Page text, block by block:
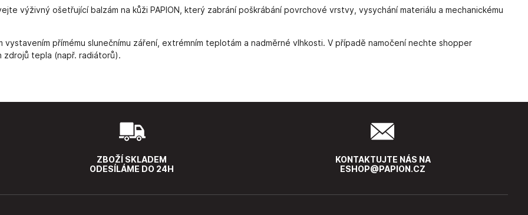
výživný ošetřující balzám na kůži PAPION, který zabrání poškrábání povrchové vrstvy, vysychání materiálu a mechanickému
přímému slunečnímu záření, extrémním teplotám a nadměrné vlhkosti. V případě namočení nechte shopper
tepla (např. radiátorů).
ZBOŽÍ SKLADEM
ODESÍLÁME DO 24H
KONTAKTUJTE NÁS NA
ESHOP@PAPION.CZ